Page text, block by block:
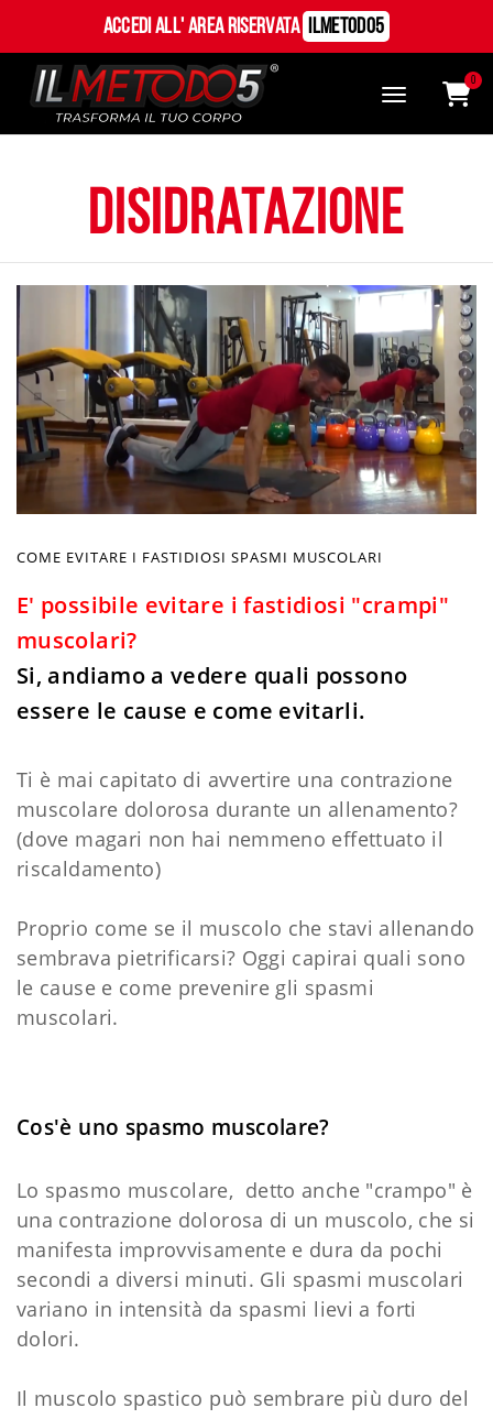
Accedi all' Area Riservata ILMetodo5
0
disidratazione
COME EVITARE I FASTIDIOSI SPASMI MUSCOLARI
E' possibile evitare i fastidiosi "crampi"
muscolari?
Si, andiamo a vedere quali possono
essere le cause e come evitarli.
Ti è mai capitato di avvertire una contrazione
muscolare dolorosa durante un allenamento?
(dove magari non hai nemmeno effettuato il
riscaldamento)
Proprio come se il muscolo che stavi allenando
sembrava pietrificarsi? Oggi capirai quali sono
le cause e come prevenire gli spasmi
muscolari.
Cos'è uno spasmo muscolare?
Lo spasmo muscolare, detto anche "crampo" è
una contrazione dolorosa di un muscolo, che si
manifesta improvvisamente e dura da pochi
secondi a diversi minuti. Gli spasmi muscolari
variano in intensità da spasmi lievi a forti
dolori.
Il muscolo spastico può sembrare più duro del